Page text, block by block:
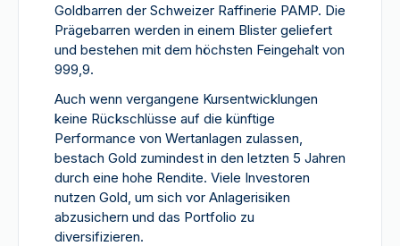
Goldbarren der Schweizer Raffinerie PAMP. Die
Prägebarren werden in einem Blister geliefert
und bestehen mit dem höchsten Feingehalt von
999,9.
Auch wenn vergangene Kursentwicklungen
keine Rückschlüsse auf die künftige
Performance von Wertanlagen zulassen,
bestach Gold zumindest in den letzten 5 Jahren
durch eine hohe Rendite. Viele Investoren
nutzen Gold, um sich vor Anlagerisiken
abzusichern und das Portfolio zu
diversifizieren.